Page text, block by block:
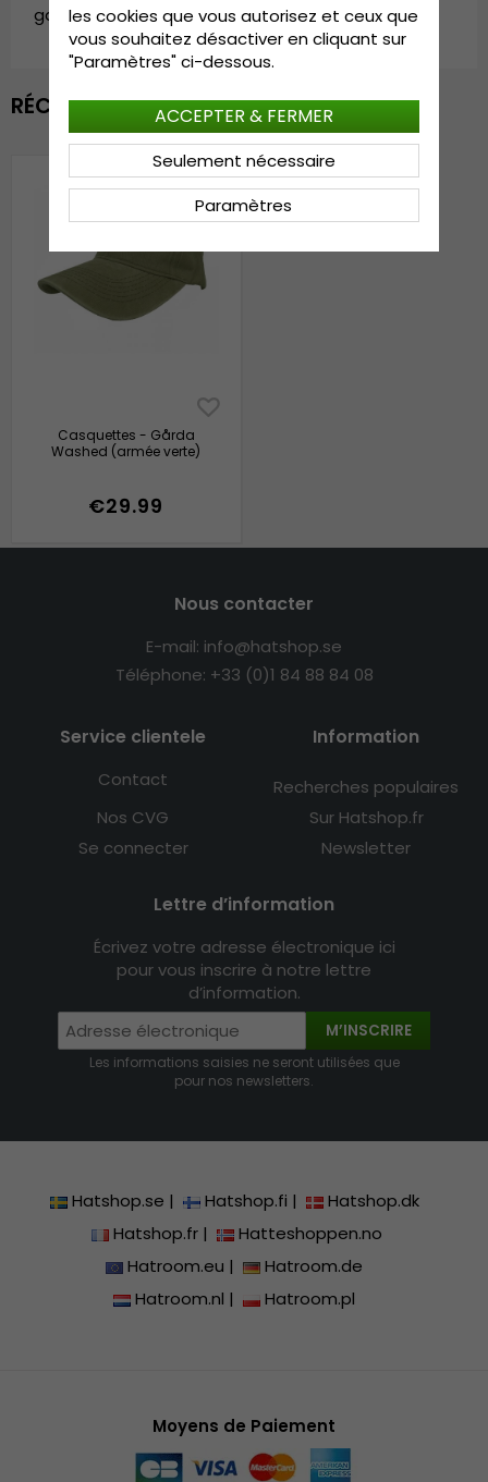
garda.cap.armygreen
RÉCEMMENT VU
Casquettes - Gårda
Washed (armée verte)
€29.99
Nous contacter
E-mail: info@hatshop.se
Téléphone: +33 (0)1 84 88 84 08
Service clientele
Contact
Nos CVG
Se connecter
Information
Recherches populaires
Sur Hatshop.fr
Newsletter
Lettre d’information
Écrivez votre adresse électronique ici
pour vous inscrire à notre lettre
d’information.
M’INSCRIRE
Les informations saisies ne seront utilisées que
pour nos newsletters.
Hatshop.se | Hatshop.fi |
Hatshop.dk
Hatshop.fr|
Hatteshoppen.no
Hatroom.eu |
Hatroom.de
Hatroom.nl | Hatroom.pl
Moyens de Paiement
les cookies que vous autorisez et ceux que
vous souhaitez désactiver en cliquant sur
"Paramètres" ci-dessous.
Paramètres
Seulement nécessaire
ACCEPTER & FERMER